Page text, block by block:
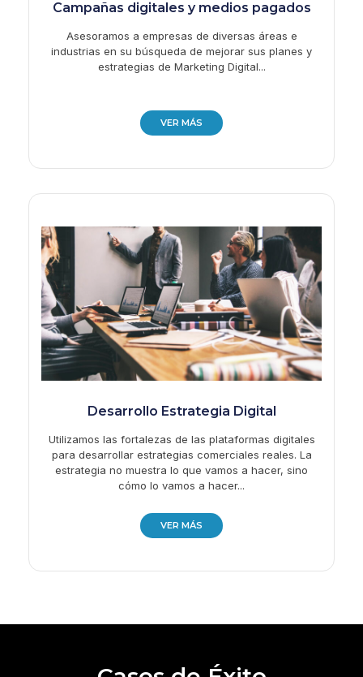
Campañas digitales y medios pagados
Asesoramos a empresas de diversas áreas e
industrias en su búsqueda de mejorar sus planes y
estrategias de Marketing Digital...
VER MÁS
Desarrollo Estrategia Digital
Utilizamos las fortalezas de las plataformas digitales
para desarrollar estrategias comerciales reales. La
estrategia no muestra lo que vamos a hacer, sino
cómo lo vamos a hacer...
VER MÁS